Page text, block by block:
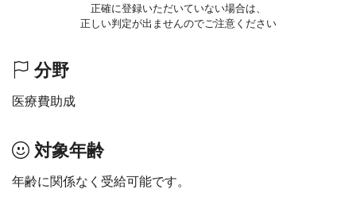
正確に登録いただいていない場合は、
正しい判定が出ませんのでご注意ください
分野
医療費助成
対象年齢
年齢に関係なく受給可能です。